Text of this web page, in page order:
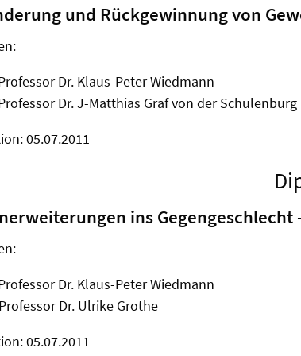
und Rückgewinnung von
Dr. Klaus-Peter Wiedmann
Dr. J-Matthias Graf von der Schulenburg
05.07.2011
ins
Dr. Klaus-Peter Wiedmann
Dr. Ulrike Grothe
05.07.2011